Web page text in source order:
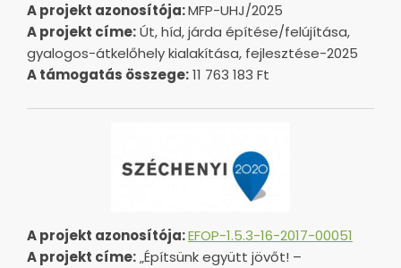
A projekt azonosítója:MFP-UHJ/2025
A projekt címe:Út, híd, járda építése/felújítása,
gyalogos-átkelőhely kialakítása, fejlesztése-2025
A támogatás összege:11 763 183 Ft
A projekt azonosítója:EFOP-1.5.3-16-2017-00051
A projekt címe:„Építsünk együtt jövőt! –